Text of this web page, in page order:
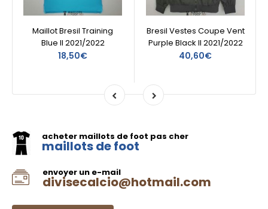
Maillot Bresil Training
Blue II 2021/2022
18,50€
Bresil Vestes Coupe Vent
Purple Black II 2021/2022
40,60€
acheter maillots de foot pas cher
maillots de foot
envoyer un e-mail
divisecalcio@hotmail.com